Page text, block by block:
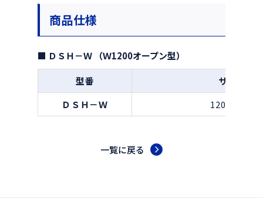
商品仕様
■ ＤＳＨ－Ｗ （Ｗ1200オープン型）
型番
サイズ
ＤＳＨ－Ｗ
一覧に戻る